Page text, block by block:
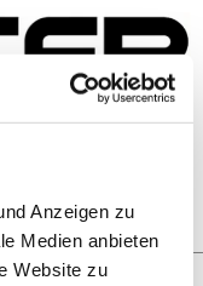
Anzeigen zu
Medien anbieten
Website zu